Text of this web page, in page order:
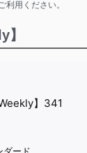
利用ください。
】